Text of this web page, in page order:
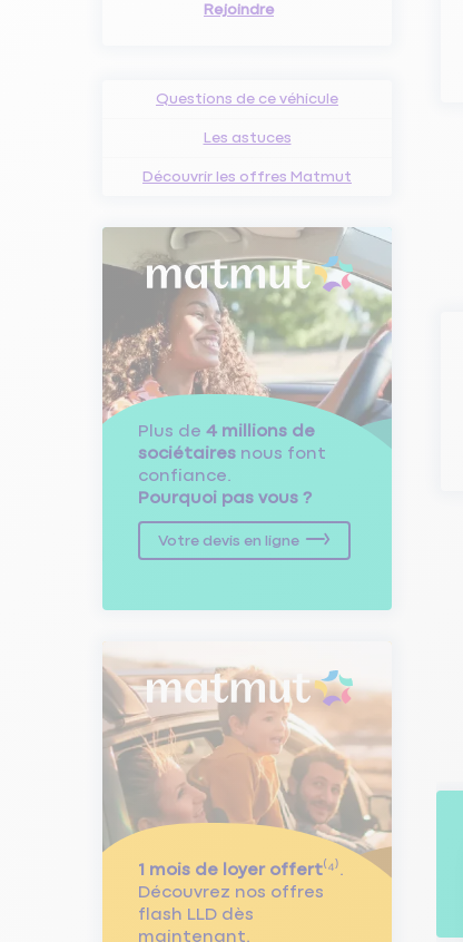
Rejoindre
Questions de ce véhicule
Les astuces
Découvrir les offres Matmut
Plus de 4 millions de
sociétaires nous font
confiance.
Pourquoi pas vous ?
Votre devis en ligne
1 mois de loyer offert⁽⁴⁾.
Découvrez nos offres
flash LLD dès
maintenant.